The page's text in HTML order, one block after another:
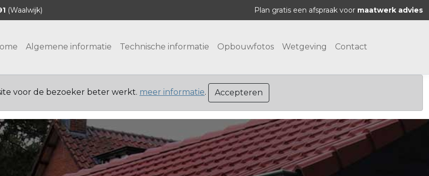
(Waalwijk) Plan gratis een afspraak voor maatwerk advies
Algemene informatie Technische informatie Opbouwfotos Wetgeving Contact
voor de bezoeker beter werkt. meer informatie. Accepteren